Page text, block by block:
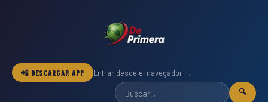
📲 DESCARGAR APP Entrar desde el navegador →
🔍